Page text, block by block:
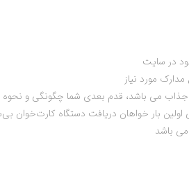
در سایت
مورد نیاز
می باشد، قدم بعدی شما چگونگی و
بار خواهان دریافت دستگاه کارت‌خوان
می باشد